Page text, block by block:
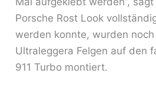
Porsche Rost Look
werden konnte, wurden
Ultraleggera Felgen auf den
911 Turbo montiert.